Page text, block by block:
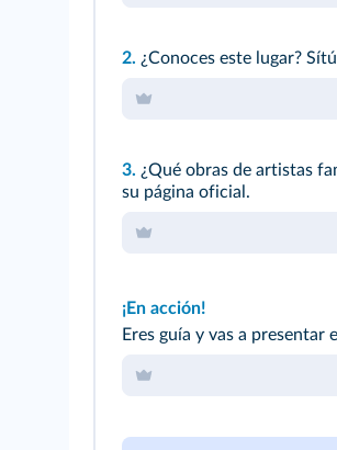
2. ¿Conoces este lugar?
3. ¿Qué obras de artistas
su página oficial.
¡En acción!
Eres guía y vas a